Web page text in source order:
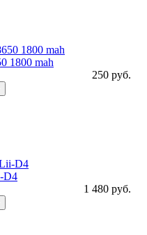
1800 mah
250 руб.
D4
1 480 руб.